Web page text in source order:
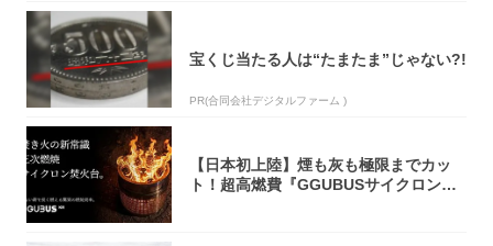
宝くじ当たる人は“たまたま”じゃない?!
PR(合同会社デジタルファーム )
【日本初上陸】煙も灰も極限までカッ
ト！超高燃費『GGUBUSサイクロン焚